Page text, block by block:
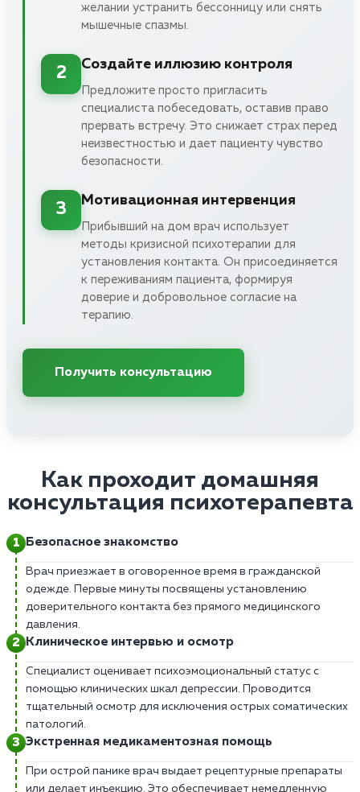
желании устранить бессонницу или снять
мышечные спазмы.
2
Создайте иллюзию контроля
Предложите просто пригласить
специалиста побеседовать, оставив право
прервать встречу. Это снижает страх перед
неизвестностью и дает пациенту чувство
безопасности.
3
Мотивационная интервенция
Прибывший на дом врач использует
методы кризисной психотерапии для
установления контакта. Он присоединяется
к переживаниям пациента, формируя
доверие и добровольное согласие на
терапию.
Получить консультацию
Как проходит домашняя
консультация психотерапевта
Безопасное знакомство
Врач приезжает в оговоренное время в гражданской
одежде. Первые минуты посвящены установлению
доверительного контакта без прямого медицинского
давления.
Клиническое интервью и осмотр
Специалист оценивает психоэмоциональный статус с
помощью клинических шкал депрессии. Проводится
тщательный осмотр для исключения острых соматических
патологий.
Экстренная медикаментозная помощь
При острой панике врач выдает рецептурные препараты
или делает инъекцию. Это обеспечивает немедленную